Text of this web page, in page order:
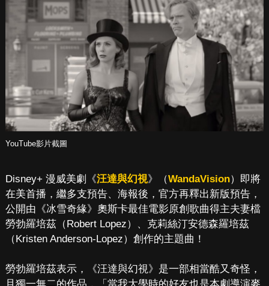
YouTube影片截圖
Disney+ 漫威美劇《汪達與幻視》（WandaVision）即將
在美首播，繼多支預告、海報後，官方再釋出新版預告，
公開由《冰雪奇緣》奧斯卡最佳電影原創歌曲得主夫妻檔
勞勃羅培茲（Robert Lopez）、克莉絲汀安德森羅培茲
（Kristen Anderson-Lopez）創作的主題曲！
勞勃羅培茲表示，《汪達與幻視》是一部相當酷又奇怪，